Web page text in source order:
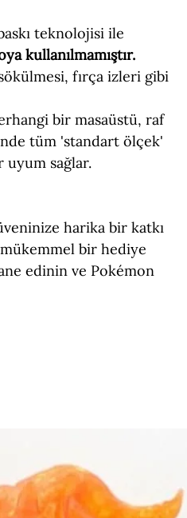
teknolojisi ile
kullanılmamıştır.
fırça izleri gibi
bir masaüstü, raf
tüm 'standart ölçek'
uyum sağlar.
harika bir katkı
bir hediye
edinin ve Pokémon